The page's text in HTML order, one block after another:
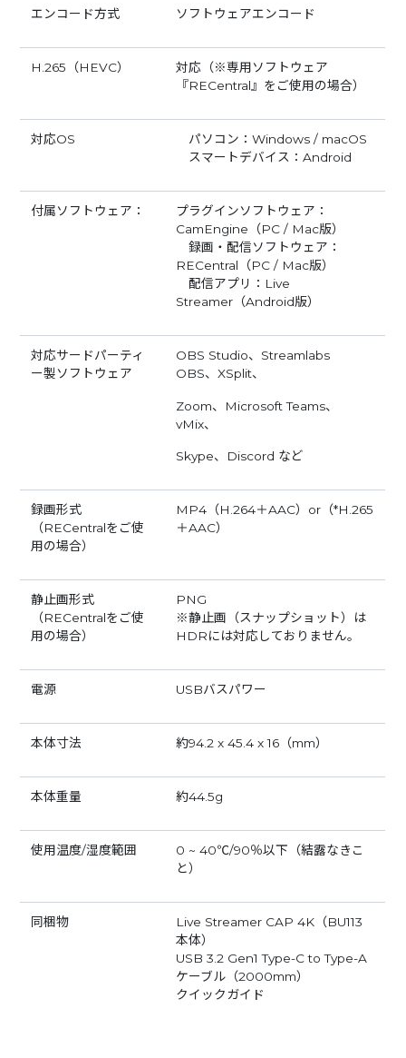
エンコード方式 ソフトウェアエンコード
H.265（HEVC）
対応（※専用ソフトウェア
『RECentral』をご使用の場合）
対応OS
パソコン：Windows / macOS
スマートデバイス：Android
付属ソフトウェア：
プラグインソフトウェア：
CamEngine（PC / Mac版）
録画・配信ソフトウェア：
RECentral（PC / Mac版）
配信アプリ：Live
Streamer（Android版）
対応サードパーティ
ー製ソフトウェア
OBS Studio、Streamlabs
OBS、XSplit、
Zoom、Microsoft Teams、
vMix、
Skype、Discord など
録画形式
（RECentralをご使
用の場合）
MP4（H.264＋AAC）or（*H.265
＋AAC）
静止画形式
（RECentralをご使
用の場合）
PNG
※静止画（スナップショット）は
HDRには対応しておりません。
電源 USBバスパワー
本体寸法 約94.2 x 45.4 x 16（mm）
本体重量 約44.5g
使用温度/湿度範囲
0 ~ 40℃/90％以下（結露なきこ
と）
同梱物
Live Streamer CAP 4K（BU113
本体）
USB 3.2 Gen1 Type-C to Type-A
ケーブル（2000mm）
クイックガイド